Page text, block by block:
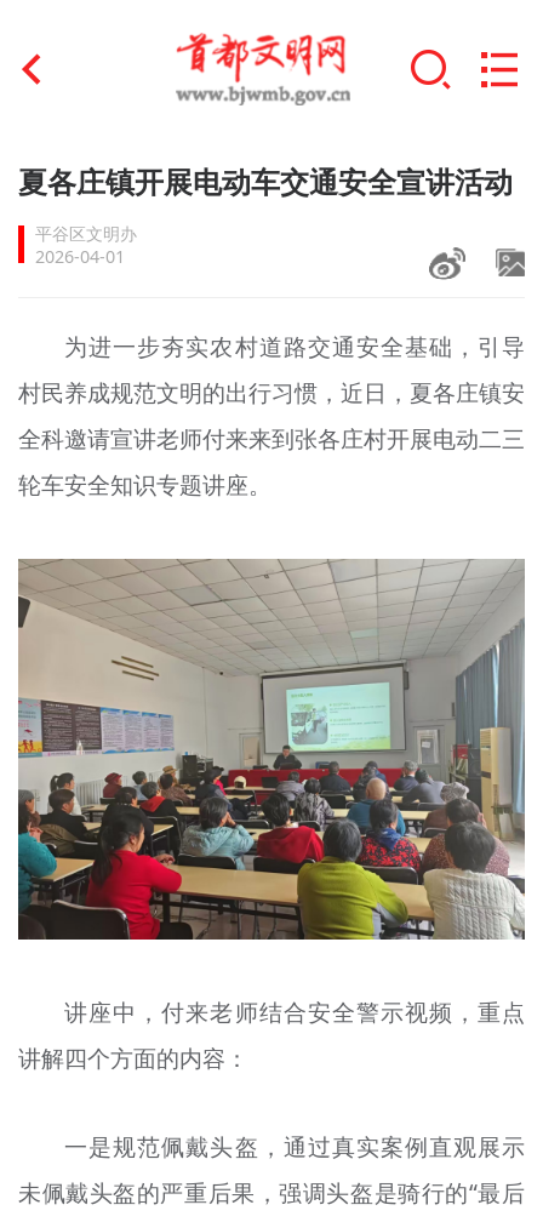
首页
文明创建
文明培育
+
未成年人思想道德建设
榜样人物
+
文明评论
北京宣传文化引导基金
宣传思想文化人才
专题
资料库
+
夏各庄镇开展电动车交通安全宣讲活动
平谷区文明办
2026-04-01
为进一步夯实农村道路交通安全基础，引导
村民养成规范文明的出行习惯，近日，夏各庄镇安
全科邀请宣讲老师付来来到张各庄村开展电动二三
轮车安全知识专题讲座。
讲座中，付来老师结合安全警示视频，重点
讲解四个方面的内容：
一是规范佩戴头盔，通过真实案例直观展示
未佩戴头盔的严重后果，强调头盔是骑行的“最后